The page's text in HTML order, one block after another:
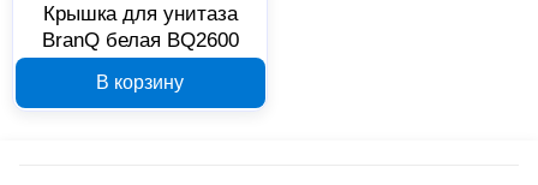
Крышка для унитаза
BranQ белая BQ2600
В корзину